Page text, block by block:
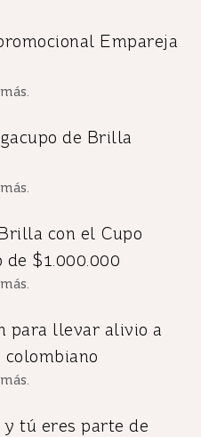
Empareja
de Brilla
con el Cupo
$1.000.000
para llevar alivio a
tú eres parte de